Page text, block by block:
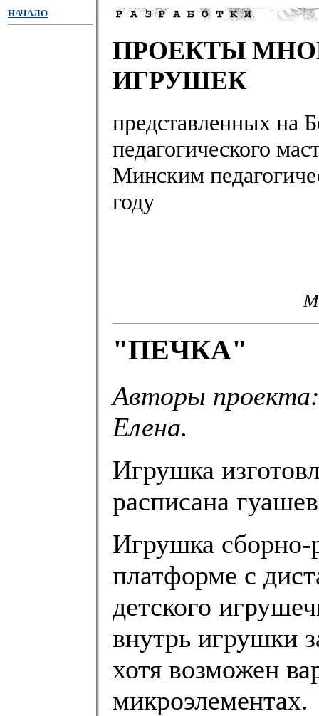
НАЧАЛО
ПРОЕКТЫ
ИГРУШЕК
представленных на
педагогического
Минским
году
"ПЕЧКА"
Авторы
Елена.
Игрушка
расписана
Игрушка сборно-
платформе с
детского
внутрь игрушки
хотя возможен
микроэлементах.